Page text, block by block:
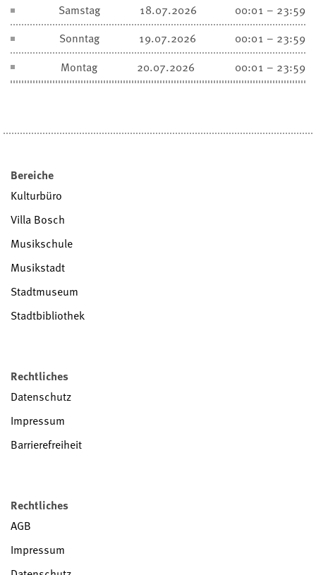
Samstag
18.07.2026
00:01 – 23:59
Sonntag
19.07.2026
00:01 – 23:59
Montag
20.07.2026 00:01 – 23:59
Bereiche
Kulturbüro
Villa Bosch
Musikschule
Musikstadt
Stadtmuseum
Stadtbibliothek
Rechtliches
Datenschutz
Impressum
Barrierefreiheit
Rechtliches
AGB
Impressum